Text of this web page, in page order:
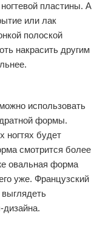
пластины. А
или лак
полоской
накрасить другим
использовать
формы.
ногтях будет
смотрится более
овальная форма
уже. Французский